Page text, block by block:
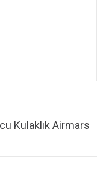
Kulaklık Airmars